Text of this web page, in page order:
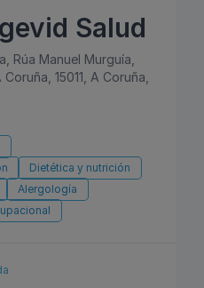
Salud
Rúa Manuel Murguía,
15011, A Coruña,
Dietética y nutrición
Alergología